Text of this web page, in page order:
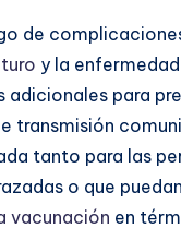
de
y la
para
transmisión
tanto para las
o que
vacunación en